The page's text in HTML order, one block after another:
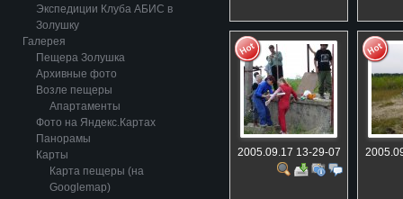
Экспедиции Клуба АБИС в
Золушку
Галерея
Пещера Золушка
Архивные фото
Возле пещеры
Апартаменты
Фото на Яндекс.Картах
Панорамы
Карты
Карта пещеры (на
Googlemap)
2005.09.17 13-29-07